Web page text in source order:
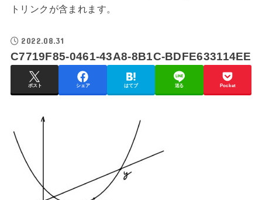
トリンクが含まれます。
2022.08.31
C7719F85-0461-43A8-8B1C-BDFE633114EE
ポスト シェア はてブ 送る Pocket